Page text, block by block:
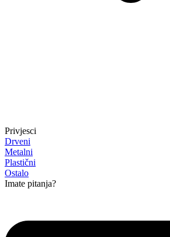
Privjesci
Drveni
Metalni
Plastični
Ostalo
Imate pitanja?